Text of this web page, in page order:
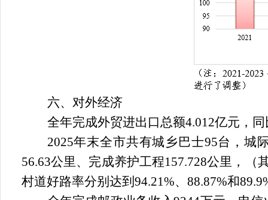
六、对外经济
全年完成外贸进出口总额4.012亿元，
2025年末全市共有城乡巴士95台，城
56.63公里、完成养护工程157.728公里，（
村道好路率分别达到 94.21%、 88.87%和